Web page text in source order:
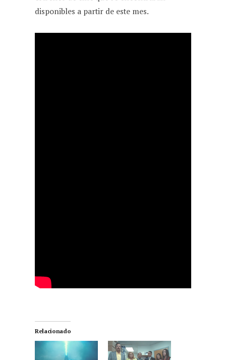
disponibles a partir de este mes.
Relacionado